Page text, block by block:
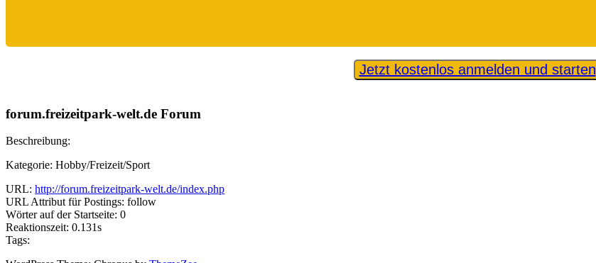
Jetzt kostenlos anmelden und starten
forum.freizeitpark-welt.de Forum
Beschreibung:
Kategorie: Hobby/Freizeit/Sport
URL: http://forum.freizeitpark-welt.de/index.php
URL Attribut für Postings: follow
Wörter auf der Startseite: 0
Reaktionszeit: 0.131s
Tags: